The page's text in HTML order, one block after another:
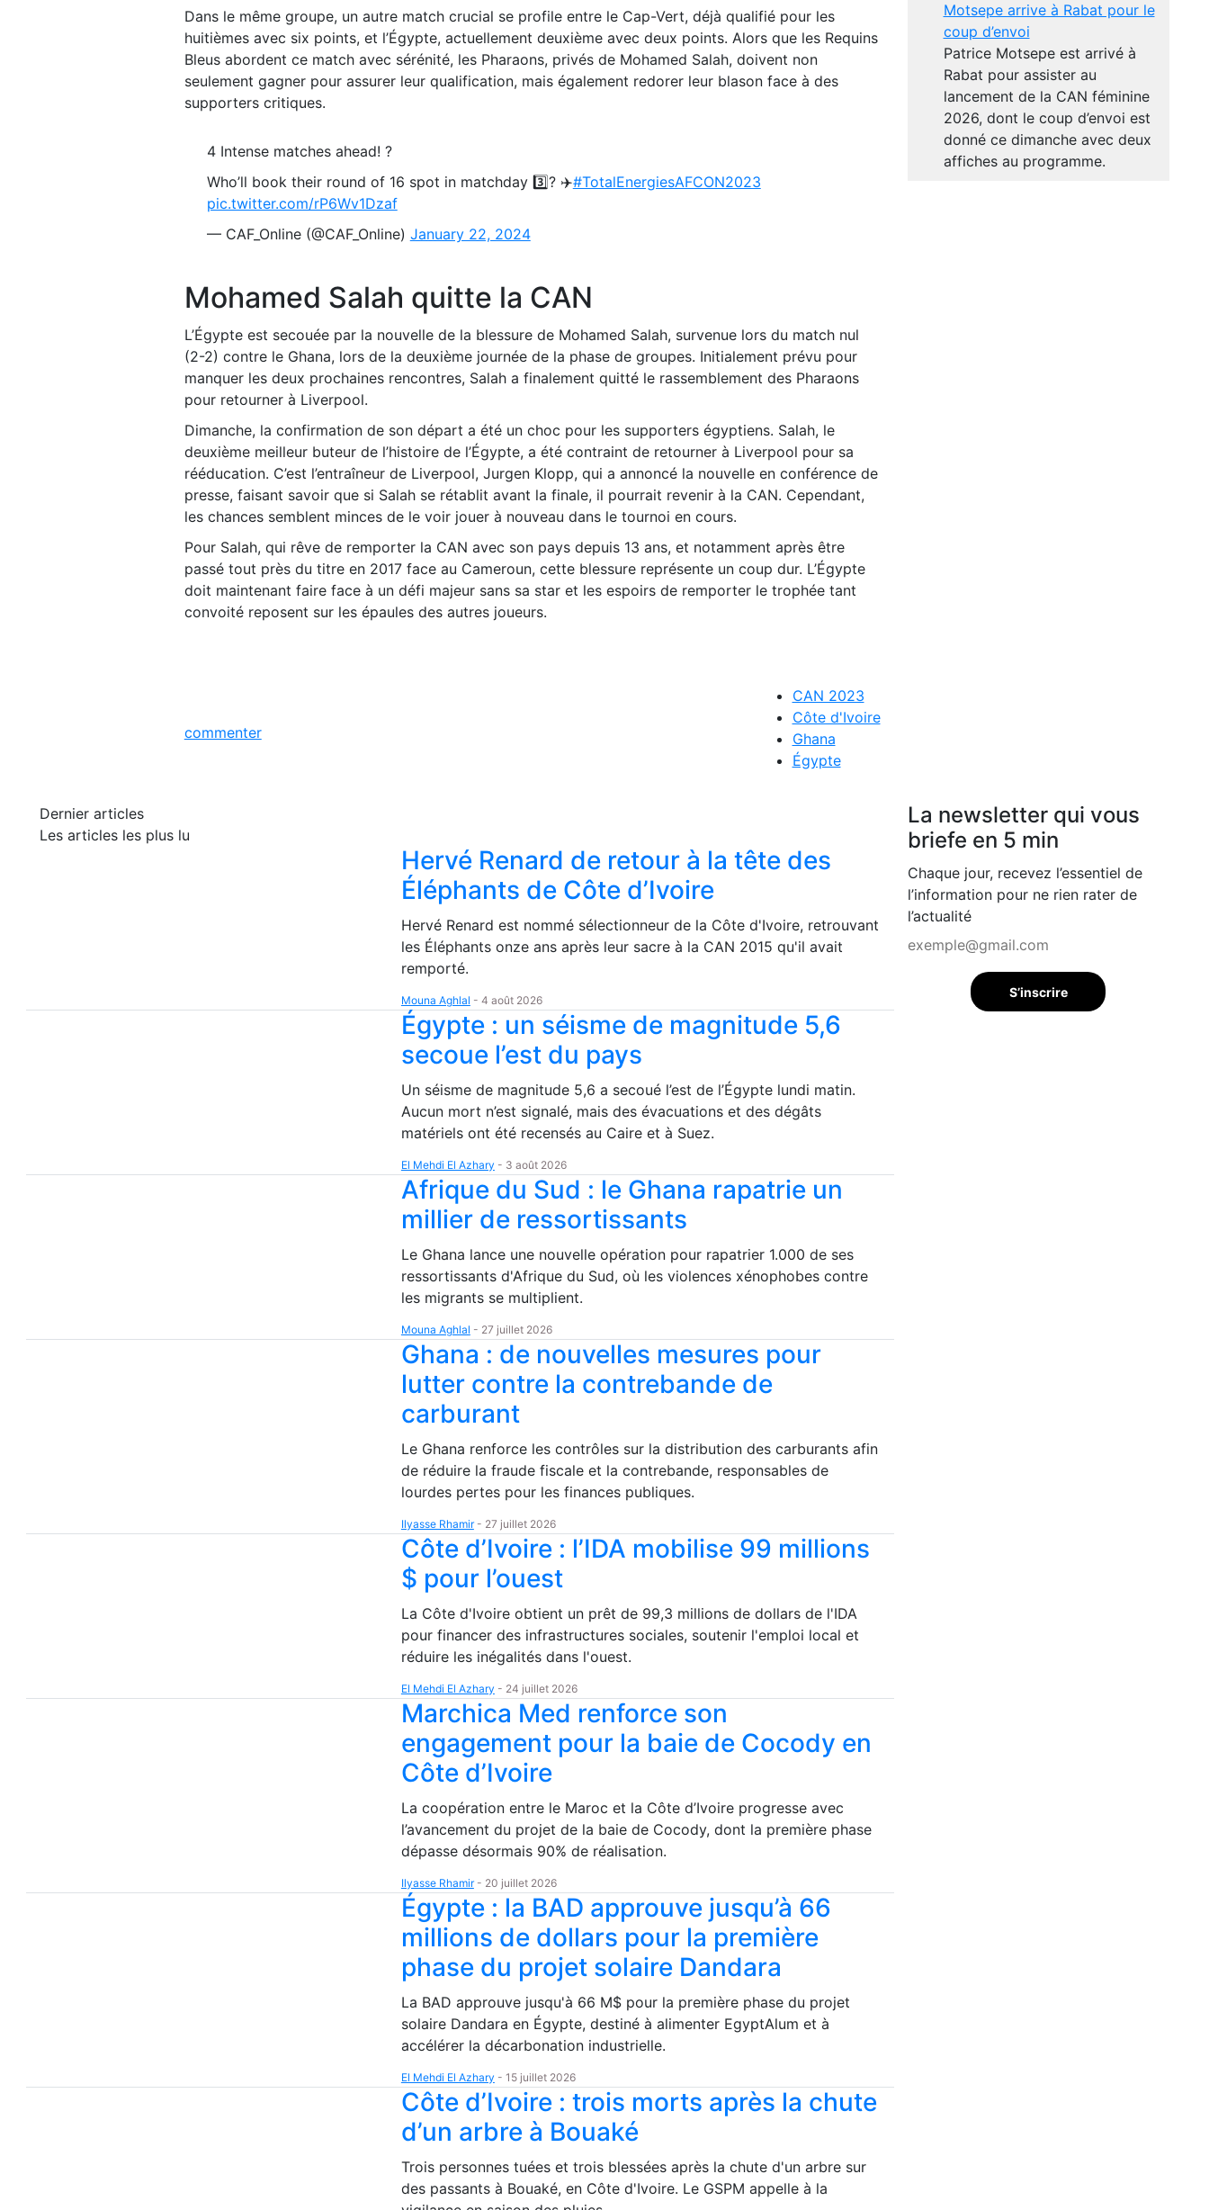
Dans le même groupe, un autre match crucial se profile entre le Cap-Vert, déjà qualifié pour les
huitièmes avec six points, et l’Égypte, actuellement deuxième avec deux points. Alors que les Requins
Bleus abordent ce match avec sérénité, les Pharaons, privés de Mohamed Salah, doivent non
seulement gagner pour assurer leur qualification, mais également redorer leur blason face à des
supporters critiques.
4 Intense matches ahead! ?
Who’ll book their round of 16 spot in matchday 3️⃣? ✈️#TotalEnergiesAFCON2023
pic.twitter.com/rP6Wv1Dzaf
— CAF_Online (@CAF_Online) January 22, 2024
Mohamed Salah quitte la CAN
L’Égypte est secouée par la nouvelle de la blessure de Mohamed Salah, survenue lors du match nul
(2-2) contre le Ghana, lors de la deuxième journée de la phase de groupes. Initialement prévu pour
manquer les deux prochaines rencontres, Salah a finalement quitté le rassemblement des Pharaons
pour retourner à Liverpool.
Dimanche, la confirmation de son départ a été un choc pour les supporters égyptiens. Salah, le
deuxième meilleur buteur de l’histoire de l’Égypte, a été contraint de retourner à Liverpool pour sa
rééducation. C’est l’entraîneur de Liverpool, Jurgen Klopp, qui a annoncé la nouvelle en conférence de
presse, faisant savoir que si Salah se rétablit avant la finale, il pourrait revenir à la CAN. Cependant,
les chances semblent minces de le voir jouer à nouveau dans le tournoi en cours.
Pour Salah, qui rêve de remporter la CAN avec son pays depuis 13 ans, et notamment après être
passé tout près du titre en 2017 face au Cameroun, cette blessure représente un coup dur. L’Égypte
doit maintenant faire face à un défi majeur sans sa star et les espoirs de remporter le trophée tant
convoité reposent sur les épaules des autres joueurs.
commenter
CAN 2023
Côte d'Ivoire
Ghana
Égypte
Motsepe arrive à Rabat pour le
coup d’envoi
Patrice Motsepe est arrivé à
Rabat pour assister au
lancement de la CAN féminine
2026, dont le coup d’envoi est
donné ce dimanche avec deux
affiches au programme.
Dernier articles
Les articles les plus lu
Hervé Renard de retour à la tête des
Éléphants de Côte d’Ivoire
Hervé Renard est nommé sélectionneur de la Côte d'Ivoire, retrouvant
les Éléphants onze ans après leur sacre à la CAN 2015 qu'il avait
remporté.
Mouna Aghlal - 4 août 2026
Égypte : un séisme de magnitude 5,6
secoue l’est du pays
Un séisme de magnitude 5,6 a secoué l’est de l’Égypte lundi matin.
Aucun mort n’est signalé, mais des évacuations et des dégâts
matériels ont été recensés au Caire et à Suez.
El Mehdi El Azhary - 3 août 2026
Afrique du Sud : le Ghana rapatrie un
millier de ressortissants
Le Ghana lance une nouvelle opération pour rapatrier 1.000 de ses
ressortissants d'Afrique du Sud, où les violences xénophobes contre
les migrants se multiplient.
Mouna Aghlal - 27 juillet 2026
Ghana : de nouvelles mesures pour
lutter contre la contrebande de
carburant
Le Ghana renforce les contrôles sur la distribution des carburants afin
de réduire la fraude fiscale et la contrebande, responsables de
lourdes pertes pour les finances publiques.
Ilyasse Rhamir- 27 juillet 2026
Côte d’Ivoire : l’IDA mobilise 99 millions
$ pour l’ouest
La Côte d'Ivoire obtient un prêt de 99,3 millions de dollars de l'IDA
pour financer des infrastructures sociales, soutenir l'emploi local et
réduire les inégalités dans l'ouest.
El Mehdi El Azhary - 24 juillet 2026
Marchica Med renforce son
engagement pour la baie de Cocody en
Côte d’Ivoire
La coopération entre le Maroc et la Côte d’Ivoire progresse avec
l’avancement du projet de la baie de Cocody, dont la première phase
dépasse désormais 90% de réalisation.
Ilyasse Rhamir- 20 juillet 2026
Égypte : la BAD approuve jusqu’à 66
millions de dollars pour la première
phase du projet solaire Dandara
La BAD approuve jusqu'à 66 M$ pour la première phase du projet
solaire Dandara en Égypte, destiné à alimenter EgyptAlum et à
accélérer la décarbonation industrielle.
El Mehdi El Azhary - 15 juillet 2026
Côte d’Ivoire : trois morts après la chute
d’un arbre à Bouaké
Trois personnes tuées et trois blessées après la chute d'un arbre sur
des passants à Bouaké, en Côte d'Ivoire. Le GSPM appelle à la
La newsletter qui vous
briefe en 5 min
Chaque jour, recevez l’essentiel de
l’information pour ne rien rater de
l’actualité
S’inscrire